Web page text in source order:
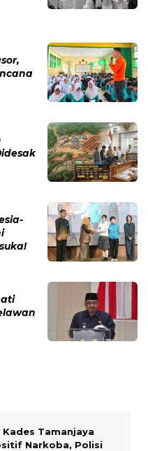
Kades Tamanjaya
Narkoba, Polisi